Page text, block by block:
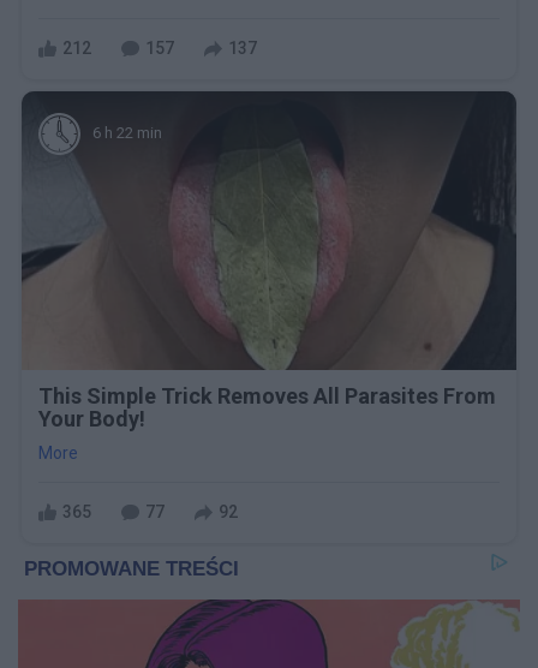
212 157 137
6 h 22 min
This Simple Trick Removes All Parasites From
Your Body!
More
365 77 92